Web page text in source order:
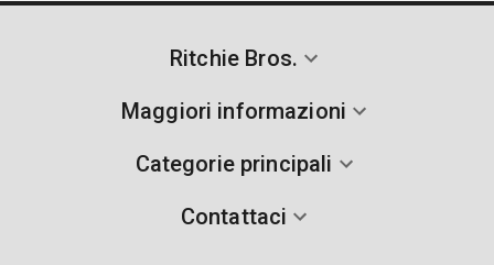
Ritchie Bros.
Maggiori informazioni
Categorie principali
Contattaci